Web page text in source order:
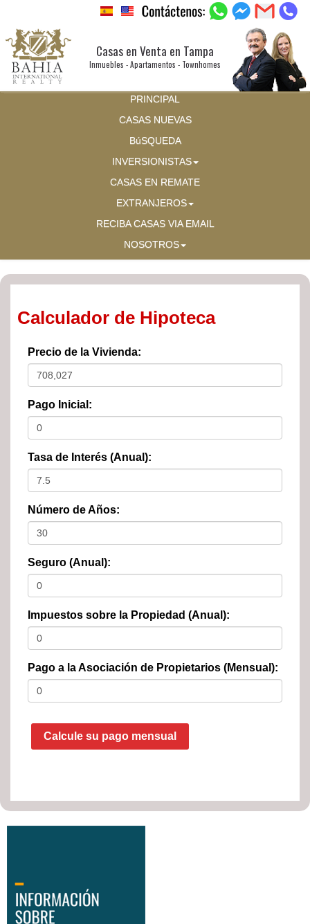
Casas en Venta en Tampa
Inmuebles - Apartamentos - Townhomes
PRINCIPAL
CASAS NUEVAS
BúSQUEDA
INVERSIONISTAS
CASAS EN REMATE
EXTRANJEROS
RECIBA CASAS VIA EMAIL
NOSOTROS
Calculador de Hipoteca
Precio de la Vivienda:
Pago Inicial:
Tasa de Interés (Anual):
Número de Años:
Seguro (Anual):
Impuestos sobre la Propiedad (Anual):
Pago a la Asociación de Propietarios (Mensual):
Calcule su pago mensual